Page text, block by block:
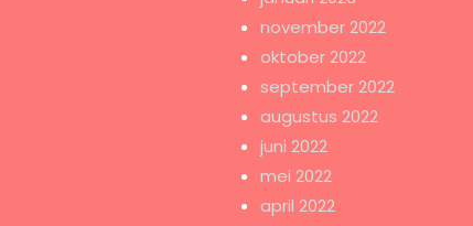
november 2022
oktober 2022
september 2022
augustus 2022
juni 2022
mei 2022
april 2022